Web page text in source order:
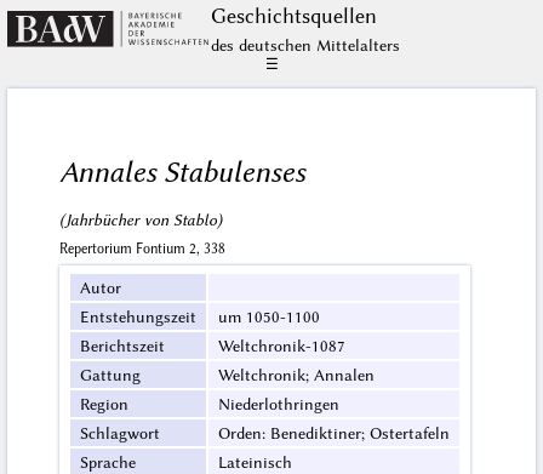
Geschichts­quellen
des deutschen Mittelalters
☰
Annales Stabulenses
(Jahrbücher von Stablo)
Repertorium Fontium 2, 338
Autor
Entstehungszeit
um 1050-1100
Berichtszeit
Weltchronik-1087
Gattung
Weltchronik; Annalen
Region
Niederlothringen
Schlagwort
Orden: Benediktiner; Ostertafeln
Sprache
Lateinisch